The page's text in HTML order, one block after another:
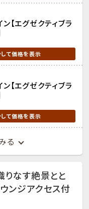
【エグゼクティブラ
して価格を表示
【エグゼクティブラ
して価格を表示
る
りなす絶景とと
ンジアクセス付